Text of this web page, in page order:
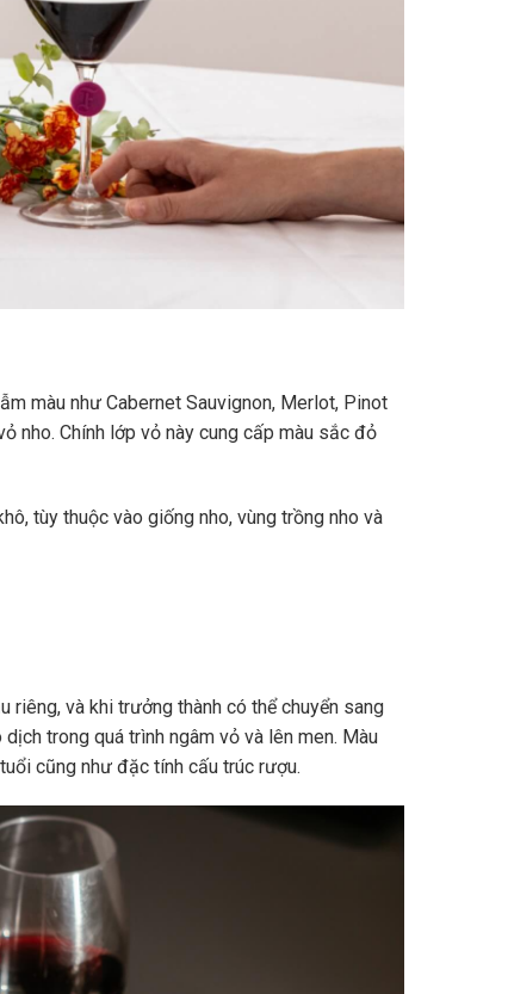
màu như Cabernet Sauvignon, Merlot, Pinot
nho. Chính lớp vỏ này cung cấp màu sắc đỏ
tùy thuộc vào giống nho, vùng trồng nho và
và khi trưởng thành có thể chuyển sang
trong quá trình ngâm vỏ và lên men. Màu
cũng như đặc tính cấu trúc rượu.